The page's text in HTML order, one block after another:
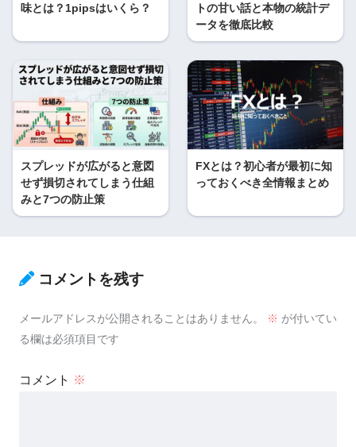
味とは？1pipsはいくら？
トの甘い話と本物の統計デ
ータを徹底比較
スプレッドが広がると意図
せず損切されてしまう仕組
みと7つの防止策
FXとは？初心者が最初に知
っておくべき全情報まとめ
コメントを残す
メールアドレスが公開されることはありません。 ※ が付いてい
る欄は必須項目です
コメント ※